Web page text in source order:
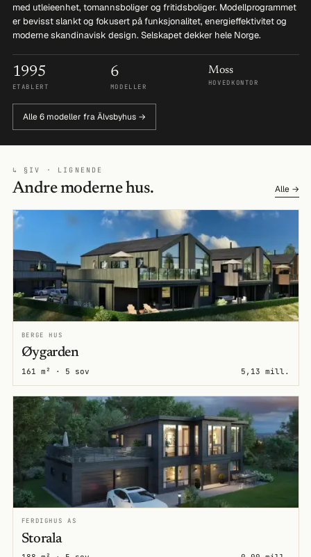
med utleieenhet, tomannsboliger og fritidsboliger. Modellprogrammet
er bevisst slankt og fokusert på funksjonalitet, energieffektivitet og
moderne skandinavisk design. Selskapet dekker hele Norge.
1995
ETABLERT
6
MODELLER
Moss
HOVEDKONTOR
Alle 6 modeller fra Älvsbyhus →
↳ §IV · LIGNENDE
Andre moderne hus. Alle →
BERGE HUS
Øygarden
161 m² · 5 sov 5,13 mill.
FERDIGHUS AS
Storala